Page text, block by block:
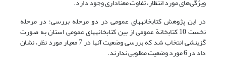
ویژگی‌های مورد انتظار، تفاوت معناداری وجود دارد.
در این پژوهش کتابخانه‎های ‎عمومی در دو مرحله بررسی؛ در مرحله
نخست 10 کتابخانة عمومی از بین کتابخانه‏های عمومی استان به صورت
گزینشی انتخاب شد که بررسی وضعیت آنها در 7 معیار مورد نظر، نشان
داد در 6 مورد وضعیت مطلوبی ندارند.